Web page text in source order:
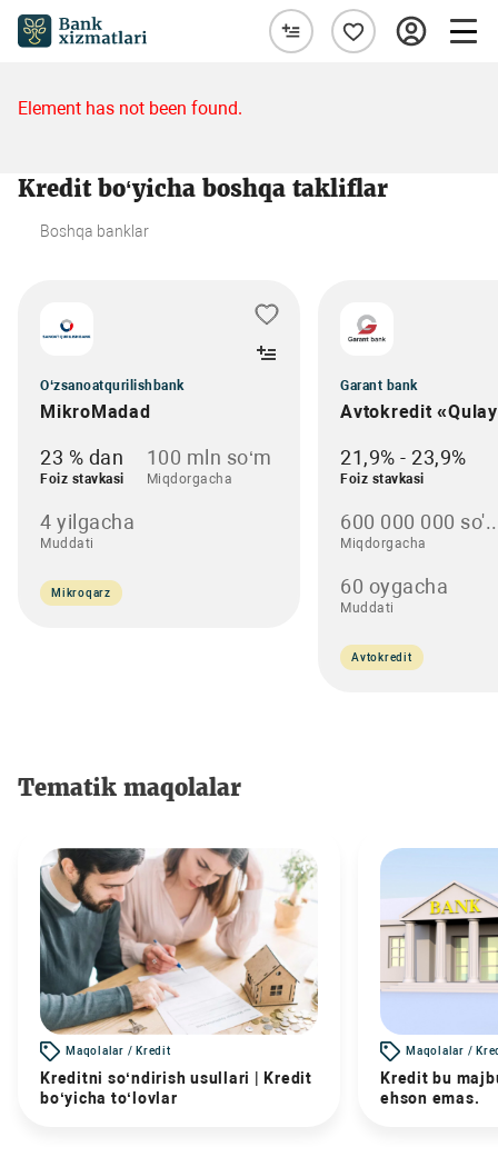
Element has not been found.
Kredit bo‘yicha boshqa takliflar
Boshqa banklar
O‘zsanoatqurilishbank
MikroMadad
23 % dan
Foiz stavkasi
100 mln so‘m
Miqdorgacha
4 yilgacha
Muddati
Mikroqarz
Garant bank
Avtokredit
21,9% - 23,9%
Foiz stavkasi
600 000 000
Miqdorgacha
60 oygacha
Muddati
Avtokredit
Tematik maqolalar
Maqolalar / Kredit
Kreditni so‘ndirish usullari | Kredit
bo‘yicha to‘lovlar
Maqolalar /
Kredit bu
ehson emas.